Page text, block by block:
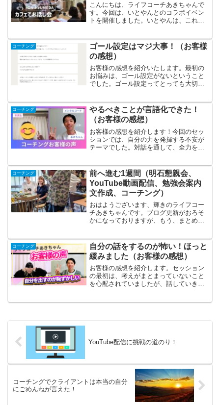
こんにちは、ライフコーチあきちゃんで
す。今回は、いとやんとのコラボイベン
トを開催しました。いとやんは、これま
ていただきました！あきちゃんのルーツ
はじめに、いとやんから、...
コーチング
ゴール設定はマジ大事！（お客様
の感想）
お客様の感想を紹介いたします。最初の
お悩みは、ゴール設定がないということ
でした。ゴール設定ってとっても大切で
ションのあとは、現状特に困っているこ
とはない、と楽になってい...
コーチング
やるべきことが言語化できた！
（お客様の感想）
お客様の感想を紹介します！今回のセッ
ションでは、自分の力を発揮する不安が
テーマでした。対話を通して、全力を出
ただ成功して、ワクワクする未来が待っ
ていました。もともと高い...
コーチング
前へ進む1週間（明石懇親会、
YouTube動画配信、勉強会案内
文作成、コーチング）
おはようございます、輝きのライフコー
チあきちゃんです。ブログ更新がおろそ
かになっておりますが、もう、まとめて
何歩か進んでいるぞ、ということで紹介
していきます。明石ふ～み...
コーチング
自分の話をするのが怖い！ほっと
緩みました（お客様の感想）
お客様の感想を紹介します。セッション
の最初は、考えがまとまっていないこと
を心配されていましたが、話していきな
YouTube配信に挑戦の道のり！
コーチングでクライアントは本当の自分
にごめんねが言えた！